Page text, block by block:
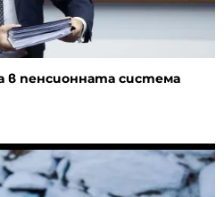
в пенсионната система